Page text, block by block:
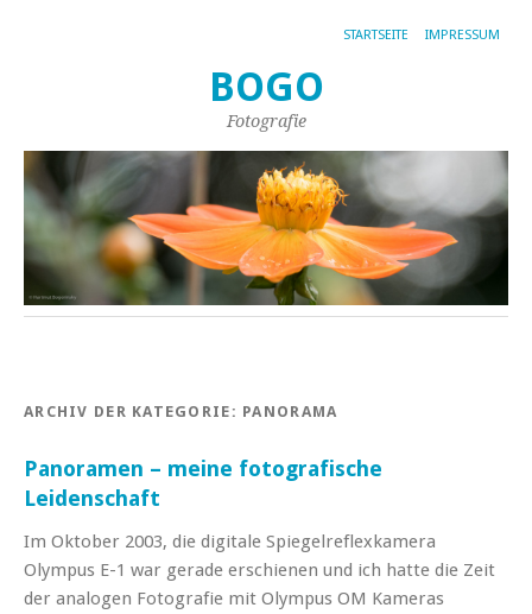
STARTSEITE IMPRESSUM
BOGO
Fotografie
ARCHIV DER KATEGORIE: PANORAMA
Panoramen – meine fotografische
Leidenschaft
Im Oktober 2003, die digitale Spiegelreflexkamera
Olympus E-1 war gerade erschienen und ich hatte die Zeit
der analogen Fotografie mit Olympus OM Kameras